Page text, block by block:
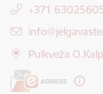
+371
E-pasts:
Pulkveža